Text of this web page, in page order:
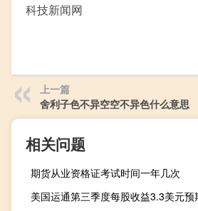
科技新闻网
上一篇
舍利子色不异空空不异色什么意思
相关问题
期货从业资格证考试时间一年几次